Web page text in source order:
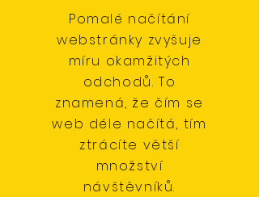
Pomalé načítání
webstránky zvyšuje
míru okamžitých
odchodů. To
znamená, že čím se
web déle načítá, tím
ztrácíte větší
množství
návštěvníků.